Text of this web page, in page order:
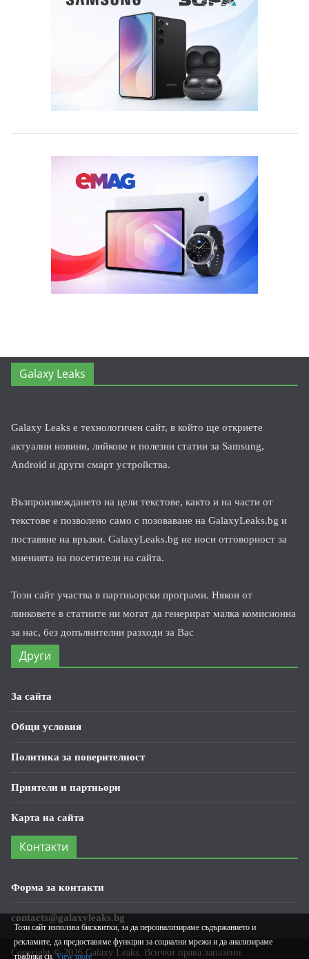
Galaxy Leaks
Galaxy Leaks е технологичен сайт, в който ще откриете
актуални новини, лийкове и полезни статии за Samsung,
Android и други смарт устройства.
Възпроизвеждането на цели текстове, както и на части от
текстове е позволено само с позоваване на GalaxyLeaks.bg и
поставяне на връзки. GalaxyLeaks.bg не носи отговорност за
мненията на посетители на сайта.
Този сайт участва в партньорски програми. Някои от
линковете в статиите ни могат да генерират малка комисионна
за нас, без допълнителни разходи за Вас
Други
За сайта
Общи условия
Политика за поверителност
Приятели и партньори
Карта на сайта
Контакти
Форма за контакти
contacts@galaxyleaks.bg
Copyright © 2026Galaxy Leaks. Всички права запазени.
Този сайт използва бисквитки, за да персонализираме съдържанието и
рекламите, да предоставяме функции за социални мрежи и да анализираме
трафика си.View more